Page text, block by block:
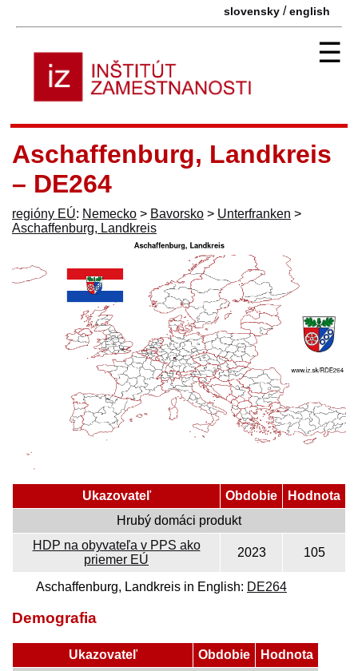
slovensky /english
☰
Aschaffenburg, Landkreis
– DE264
regióny EÚ: Nemecko > Bavorsko > Unterfranken >
Aschaffenburg, Landkreis
Ukazovateľ Obdobie
Hodnota
Hrubý domáci produkt
HDP na obyvateľa v PPS ako
priemer EÚ
2023 105
Aschaffenburg, Landkreis in English: DE264
Demografia
Ukazovateľ Obdobie
Hodnota